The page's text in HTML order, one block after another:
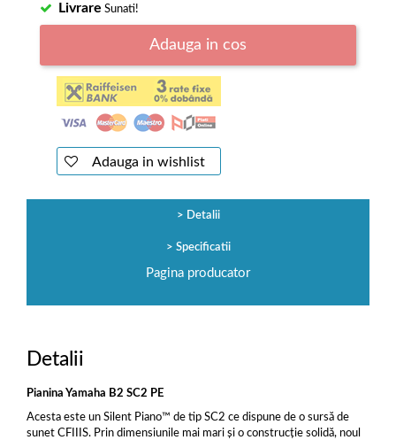
Livrare Sunati!
Adauga in cos
Adauga in wishlist
Detalii
Specificatii
Pagina producator
Detalii
Pianina Yamaha B2 SC2 PE
Acesta este un Silent Piano™ de tip SC2 ce dispune de o sursă de
sunet CFIIIS. Prin dimensiunile mai mari şi o construcţie solidă, noul